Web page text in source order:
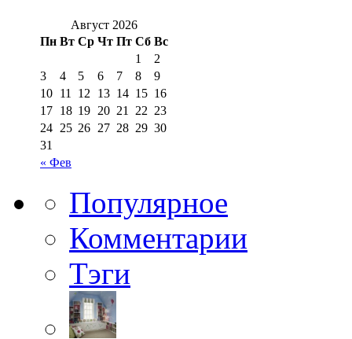
Август 2026
Пн Вт Ср Чт Пт Сб Вс
« Фев
1
2
3
4 5 6 7 8
9
10 11 12 13 14 15 16
17 18 19 20 21 22 23
24 25 26 27 28 29 30
31
Популярное
Комментарии
Тэги